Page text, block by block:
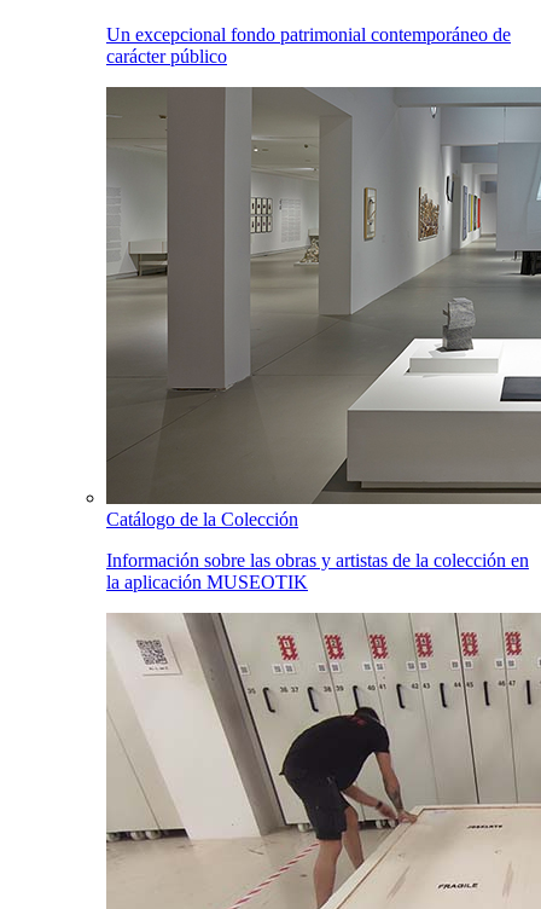
Un excepcional fondo patrimonial contemporáneo de
carácter público
Catálogo de la Colección
Información sobre las obras y artistas de la colección en
la aplicación MUSEOTIK